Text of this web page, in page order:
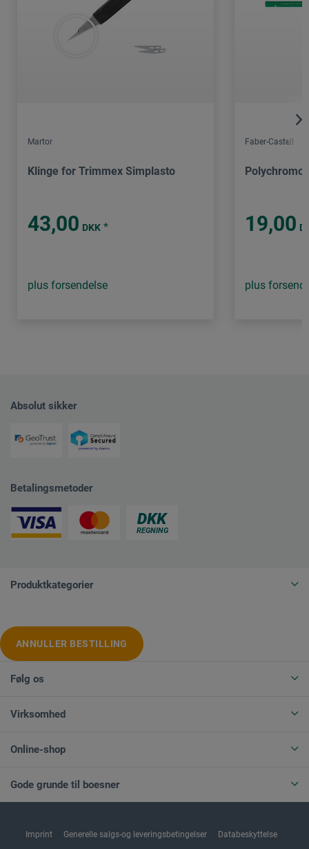
Martor
Klinge for Trimmex Simplasto
43,00 DKK *
plus forsendelse
Faber-Castell
19,00
plus
Absolut sikker
Betalingsmetoder
Produktkategorier
ANNULLER BESTILLING
Følg os
Virksomhed
Online-shop
Gode grunde til boesner
Imprint Generelle salgs-og leveringsbetingelser Databeskyttelse